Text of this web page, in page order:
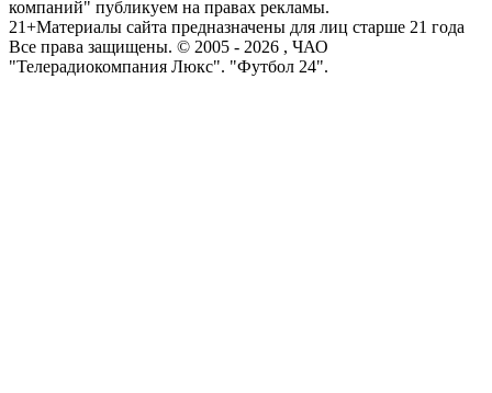
компаний" публикуем на правах рекламы.
21+Материалы сайта предназначены для лиц старше 21 года
Все права защищены. © 2005 - 2026 , ЧАО
"Телерадиокомпания Люкс". "Футбол 24".